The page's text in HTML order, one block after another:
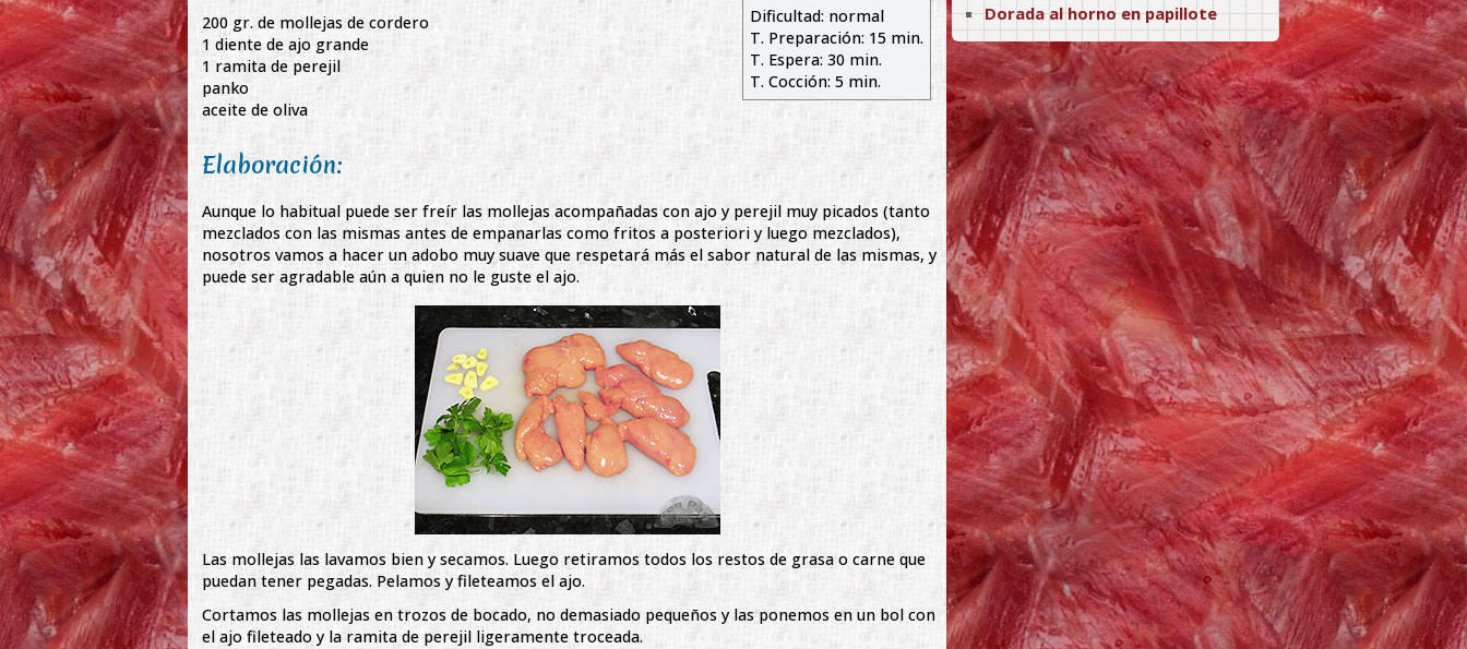
Dificultad: normal
T. Preparación: 15 min.
T. Espera: 30 min.
T. Cocción: 5 min.
200 gr. de mollejas de cordero
1 diente de ajo grande
1 ramita de perejil
panko
aceite de oliva
Elaboración:
Aunque lo habitual puede ser freír las mollejas acompañadas con ajo y perejil muy picados (tanto
mezclados con las mismas antes de empanarlas como fritos a posteriori y luego mezclados),
nosotros vamos a hacer un adobo muy suave que respetará más el sabor natural de las mismas, y
puede ser agradable aún a quien no le guste el ajo.
Las mollejas las lavamos bien y secamos. Luego retiramos todos los restos de grasa o carne que
puedan tener pegadas. Pelamos y fileteamos el ajo.
Cortamos las mollejas en trozos de bocado, no demasiado pequeños y las ponemos en un bol con
el ajo fileteado y la ramita de perejil ligeramente troceada.
Dorada al horno en papillote